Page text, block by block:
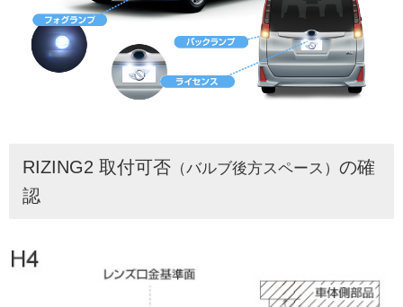
RIZING2 取付可否 （バルブ後方スペース） の確
認